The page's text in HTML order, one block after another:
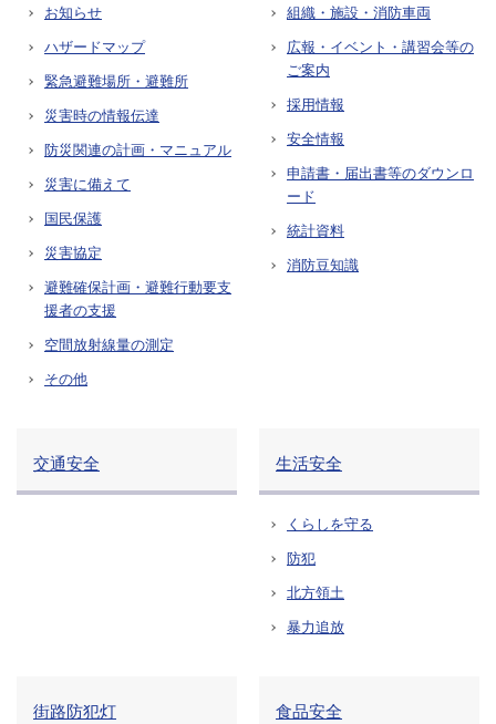
お知らせ
ハザードマップ
緊急避難場所・避難所
災害時の情報伝達
防災関連の計画・マニュアル
災害に備えて
国民保護
災害協定
避難確保計画・避難行動要支
援者の支援
空間放射線量の測定
その他
組織・施設・消防車両
広報・イベント・講習会等の
ご案内
採用情報
安全情報
申請書・届出書等のダウンロ
ード
統計資料
消防豆知識
交通安全 生活安全
くらしを守る
防犯
北方領土
暴力追放
街路防犯灯 食品安全